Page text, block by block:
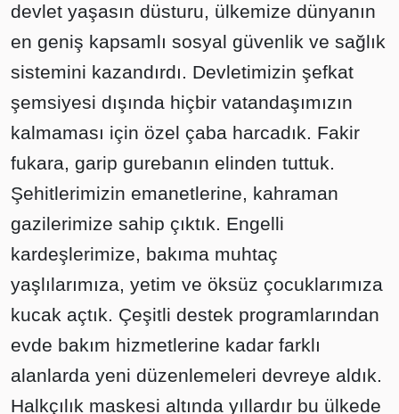
devlet yaşasın düsturu, ülkemize dünyanın
en geniş kapsamlı sosyal güvenlik ve sağlık
sistemini kazandırdı. Devletimizin şefkat
şemsiyesi dışında hiçbir vatandaşımızın
kalmaması için özel çaba harcadık. Fakir
fukara, garip gurebanın elinden tuttuk.
Şehitlerimizin emanetlerine, kahraman
gazilerimize sahip çıktık. Engelli
kardeşlerimize, bakıma muhtaç
yaşlılarımıza, yetim ve öksüz çocuklarımıza
kucak açtık. Çeşitli destek programlarından
evde bakım hizmetlerine kadar farklı
alanlarda yeni düzenlemeleri devreye aldık.
Halkçılık maskesi altında yıllardır bu ülkede